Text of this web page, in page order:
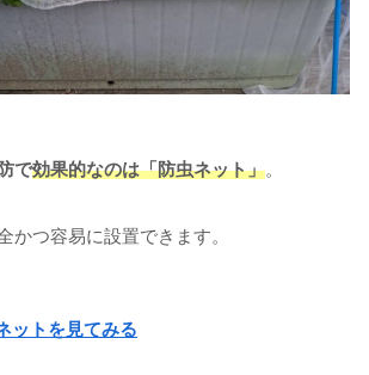
で効果的なのは「防虫ネット」。
かつ容易に設置できます。
ットを見てみる